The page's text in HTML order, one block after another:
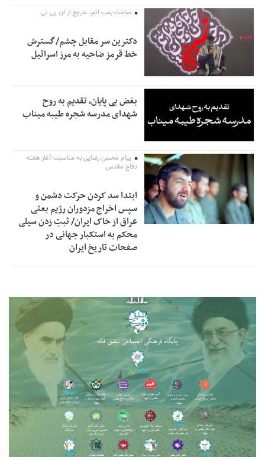
ساخت بمب اتم، خروج از ان پی تی
دکترین سر مقابل چشم/گسترش
خط قرمز ضاحیه به مرز اسرائیل
بغض بی پایان، تقدیم به روح
شهدای مدرسه شجره طیبه میناب
پیام محسن رضایی به مناسبت آغاز هفته
دفاع مقدس
ابتدا سد کردن حرکت دشمن و
سپس اخراج مزدوران رژیم بعثی
عراق از خاک ایران/ ثبتِ زدن سیلی
محکم به استکبار جهانی در
صفحات تاریخ ایران